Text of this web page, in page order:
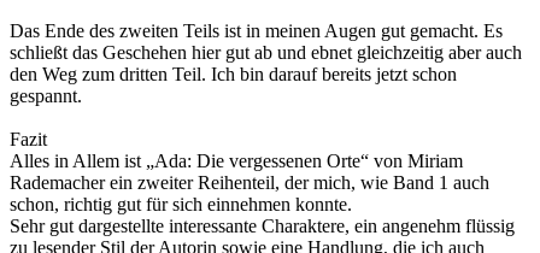
Das Ende des zweiten Teils ist in meinen Augen gut gemacht. Es
schließt das Geschehen hier gut ab und ebnet gleichzeitig aber auch
den Weg zum dritten Teil. Ich bin darauf bereits jetzt schon
gespannt.
Fazit
Alles in Allem ist „Ada: Die vergessenen Orte“ von Miriam
Rademacher ein zweiter Reihenteil, der mich, wie Band 1 auch
schon, richtig gut für sich einnehmen konnte.
Sehr gut dargestellte interessante Charaktere, ein angenehm flüssig
zu lesender Stil der Autorin sowie eine Handlung, die ich auch